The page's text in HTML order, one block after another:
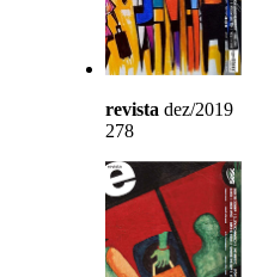
revista dez/2019
278